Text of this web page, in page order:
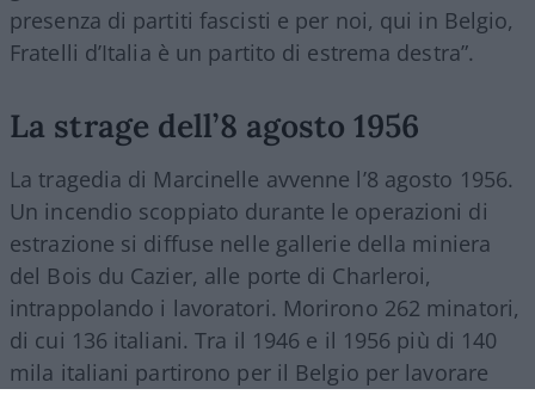
presenza di partiti fascisti e per noi, qui in Belgio,
Fratelli d’Italia è un partito di estrema destra”.
La strage dell’8 agosto 1956
La tragedia di Marcinelle avvenne l’8 agosto 1956.
Un incendio scoppiato durante le operazioni di
estrazione si diffuse nelle gallerie della miniera
del Bois du Cazier, alle porte di Charleroi,
intrappolando i lavoratori. Morirono 262 minatori,
di cui 136 italiani. Tra il 1946 e il 1956 più di 140
mila italiani partirono per il Belgio per lavorare